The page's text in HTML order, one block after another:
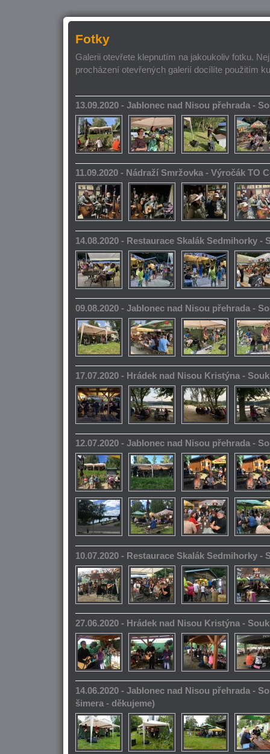
Fotky
Galerii otevřete klepnutím na jakoukoliv fotku.
procházení otevřených galerií docílíte použitím
13.09.2020 - Jablonec nad Nisou přehrada -
11.09.2020 - Nádraží Smržovka - Výročák TO
14.08.2020 - Restaurace Skalák Sedmihorky -
09.08.2020 - Jablonec nad Nisou přehrada -
17.07.2020 - Hrádek nad Nisou Kristýna -
12.07.2020 - Jablonec nad Nisou přehrada -
10.07.2020 - Restaurace Skalák Sedmihorky -
27.06.2020 - Hrádek nad Nisou Kristýna -
14.06.2020 - Jablonec nad Nisou přehrada -
šimera - děkujeme)